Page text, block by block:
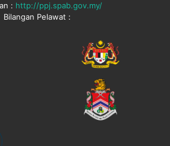
: http://ppj.spab.gov.my/
Bilangan Pelawat :